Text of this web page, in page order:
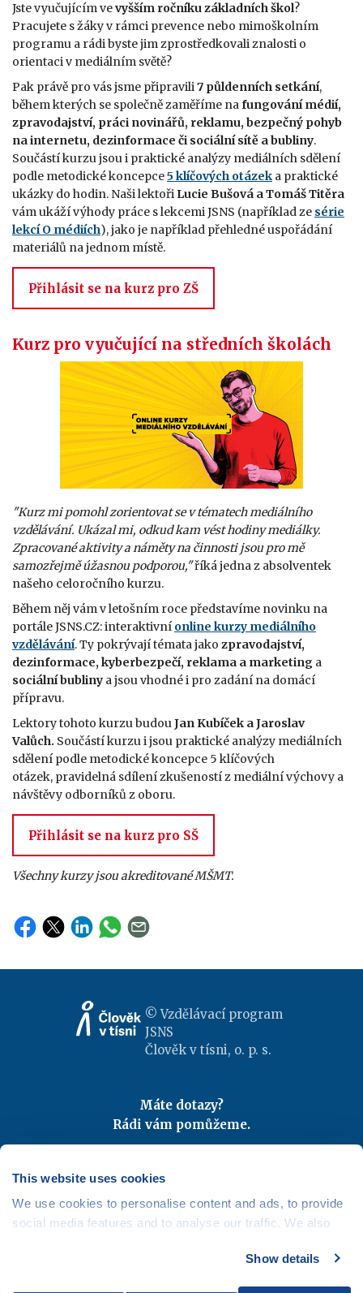
This website uses cookies
We use cookies to personalise content and ads, to provide
social media features and to analyse our traffic. We also
media, advertising and analytics partners who may
Show details
Jste vyučujícím vevyšším ročníku základních škol?
Pracujete s žáky v rámci prevence nebo mimoškolním
programu a rádi byste jim zprostředkovali znalosti o
orientaci v mediálním světě?
Pak právě pro vás jsme připravili7 půldenních setkání,
během kterých se společně zaměříme nafungování médií,
zpravodajství, práci novinářů, reklamu, bezpečný pohyb
na internetu, dezinformace či sociální sítě a bubliny.
Součástí kurzu jsou i praktické analýzy mediálních sdělení
podle metodické koncepce5 klíčových otázek a praktické
ukázky do hodin. Naši lektoři Lucie Bušová a Tomáš Titěra
vám ukáží výhody práce s lekcemi JSNS (například ze série
lekcí O médiích), jako je například přehledné uspořádání
materiálů na jednom místě.
Přihlásit se na kurz pro ZŠ
Kurz pro vyučující na středních školách
"Kurz mi pomohl zorientovat se v tématech mediálního
vzdělávání. Ukázal mi, odkud kam vést hodiny mediálky.
Zpracované aktivity a náměty na činnosti jsou pro mě
samozřejmě úžasnou podporou,"říká jedna z absolventek
našeho celoročního kurzu.
Během něj vám v letošním roce představíme novinku na
portále JSNS.CZ: interaktivní online kurzy mediálního
vzdělávání. Ty pokrývají témata jako zpravodajství,
dezinformace, kyberbezpečí, reklama a marketing a
sociální bubliny a jsou vhodné i pro zadání na domácí
přípravu.
Lektory tohoto kurzu budouJan Kubíček a Jaroslav
Valůch. Součástí kurzu i jsou praktické analýzy mediálních
sdělení podle metodické koncepce 5 klíčových
otázek, pravidelná sdílení zkušeností z mediální výchovy a
návštěvy odborníků z oboru.
Přihlásit se na kurz pro SŠ
Všechny kurzy jsou akreditované MŠMT.
© Vzdělávací program
JSNS
Člověk v tísni, o. p. s.
Máte dotazy?
Rádi vám pomůžeme.
Odebírejte newslettery
Mapa webu |Kariéra
Osobní údaje|Cookies